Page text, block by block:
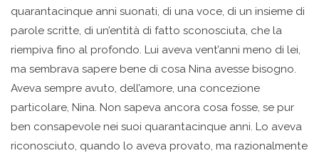
quarantacinque anni suonati, di una voce, di un insieme di
parole scritte, di un’entità di fatto sconosciuta, che la
riempiva fino al profondo. Lui aveva vent’anni meno di lei,
ma sembrava sapere bene di cosa Nina avesse bisogno.
Aveva sempre avuto, dell’amore, una concezione
particolare, Nina. Non sapeva ancora cosa fosse, se pur
ben consapevole nei suoi quarantacinque anni. Lo aveva
riconosciuto, quando lo aveva provato, ma razionalmente